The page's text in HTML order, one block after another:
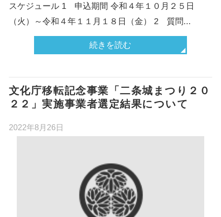
スケジュール 1 申込期間 令和４年１０月２５日
（火）～令和４年１１月１８日（金） 2 質問...
続きを読む
文化庁移転記念事業「二条城まつり２０
２２」実施事業者選定結果について
2022年8月26日